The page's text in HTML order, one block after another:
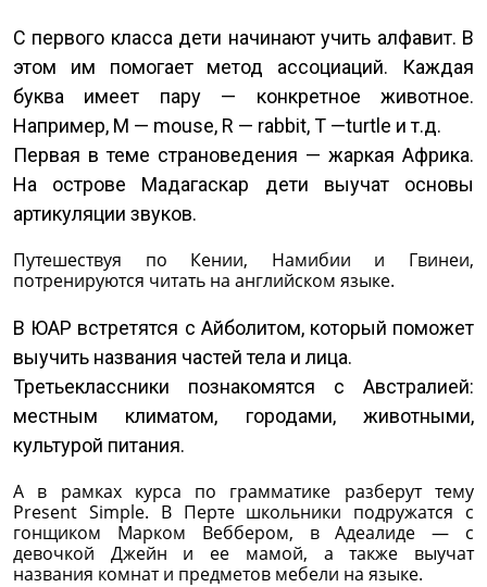
С первого класса дети начинают учить алфавит. В
этом им помогает метод ассоциаций. Каждая
буква имеет пару — конкретное животное.
Например, M — mouse, R — rabbit, T —turtle и т.д.
Первая в теме страноведения — жаркая Африка.
На острове Мадагаскар дети выучат основы
артикуляции звуков.
Путешествуя по Кении, Намибии и Гвинеи,
потренируются читать на английском языке.
В ЮАР встретятся с Айболитом, который поможет
выучить названия частей тела и лица.
Третьеклассники познакомятся с Австралией:
местным климатом, городами, животными,
культурой питания.
А в рамках курса по грамматике разберут тему
Present Simple. В Перте школьники подружатся с
гонщиком Марком Веббером, в Адеалиде — с
девочкой Джейн и ее мамой, а также выучат
названия комнат и предметов мебели на языке.